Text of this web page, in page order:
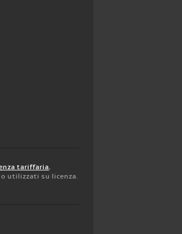
tariffaria,
utilizzati su licenza.